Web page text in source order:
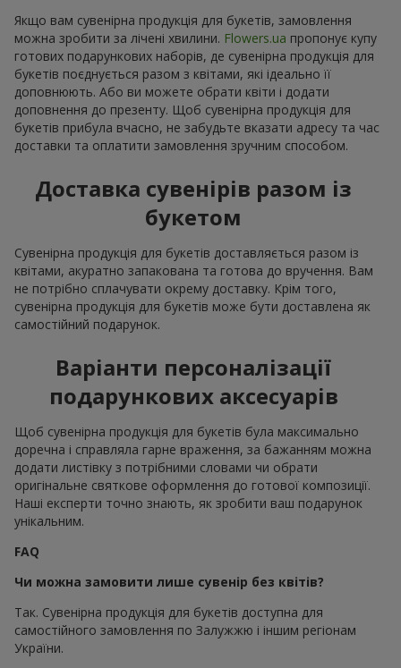
Якщо вам сувенірна продукція для букетів, замовлення
можна зробити за лічені хвилини. Flowers.ua пропонує купу
готових подарункових наборів, де сувенірна продукція для
букетів поєднується разом з квітами, які ідеально її
доповнюють. Або ви можете обрати квіти і додати
доповнення до презенту. Щоб сувенірна продукція для
букетів прибула вчасно, не забудьте вказати адресу та час
доставки та оплатити замовлення зручним способом.
Доставка сувенірів разом із
букетом
Сувенірна продукція для букетів доставляється разом із
квітами, акуратно запакована та готова до вручення. Вам
не потрібно сплачувати окрему доставку. Крім того,
сувенірна продукція для букетів може бути доставлена як
самостійний подарунок.
Варіанти персоналізації
подарункових аксесуарів
Щоб сувенірна продукція для букетів була максимально
доречна і справляла гарне враження, за бажанням можна
додати листівку з потрібними словами чи обрати
оригінальне святкове оформлення до готової композиції.
Наші експерти точно знають, як зробити ваш подарунок
унікальним.
FAQ
Чи можна замовити лише сувенір без квітів?
Так. Сувенірна продукція для букетів доступна для
самостійного замовлення по Залужжю і іншим регіонам
України.